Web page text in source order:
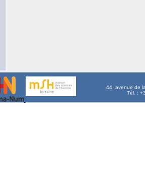
44, avenue de
Tél. :